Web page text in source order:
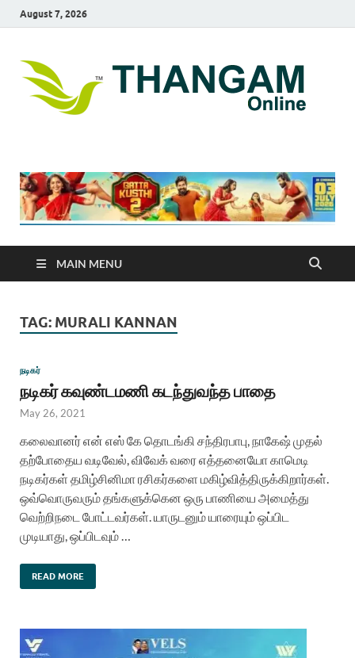
August 7, 2026
MAIN MENU
TAG: MURALI KANNAN
நடிகர்
நடிகர் கவுண்டமணி கடந்துவந்த பாதை
May 26, 2021
கலைவானர் என் எஸ் கே தொடங்கி சந்திரபாபு, நாகேஷ் முதல்
தற்போதைய வடிவேல், விவேக் வரை எத்தனையோ காமெடி
நடிகர்கள் தமிழ்சினிமா ரசிகர்களை மகிழ்வித்திருக்கிறார்கள்.
ஒவ்வொருவரும் தங்களுக்கென ஒரு பாணியை அமைத்து
வெற்றிநடை போட்டவர்கள். யாருடனும் யாரையும் ஒப்பிட
முடியாது, ஒப்பிடவும் …
READ MORE